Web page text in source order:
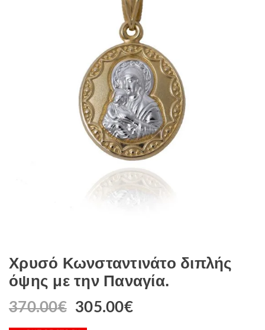
Χρυσό Κωνσταντινάτο διπλής
όψης με την Παναγία.
370.00€ 305.00€